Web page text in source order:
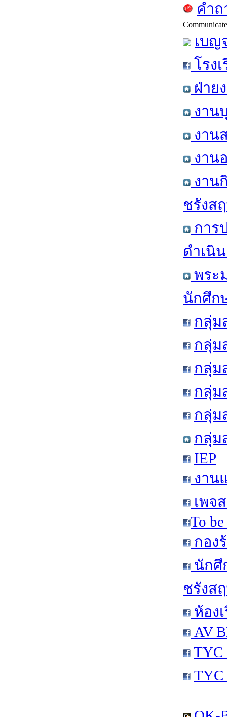
คำ
Communicate
เบญ
โรง
ฝ่าย
งาน
งาน
งาน
งาน
ชรังส
การ
ดำเนิ
พระ
นักศึก
กลุ่ม
กลุ่ม
กลุ่ม
กลุ่ม
กลุ่ม
กลุ่ม
IEP
งาน
เพจ
To
กอง
นักศึ
ชรังส
ห้อง
AV